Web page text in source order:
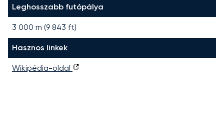
Leghosszabb futópálya
3 000 m (9 843 ft)
Hasznos linkek
Wikipédia-oldal